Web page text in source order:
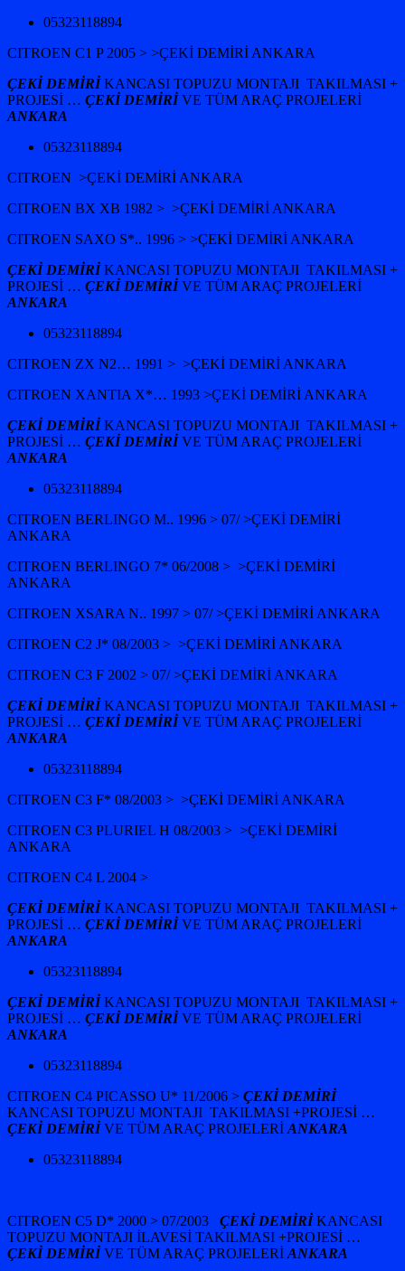
05323118894
CITROEN C1 P 2005 > >ÇEKİ DEMİRİ ANKARA
ÇEKİ DEMİRİKANCASI TOPUZU MONTAJI TAKILMASI +
PROJESİ … ÇEKİ DEMİRİVE TÜM ARAÇ PROJELERİ
ANKARA
05323118894
CITROEN >ÇEKİ DEMİRİ ANKARA
CITROEN BX XB 1982 > >ÇEKİ DEMİRİ ANKARA
CITROEN SAXO S*.. 1996 > >ÇEKİ DEMİRİ ANKARA
ÇEKİ DEMİRİKANCASI TOPUZU MONTAJI TAKILMASI +
PROJESİ … ÇEKİ DEMİRİVE TÜM ARAÇ PROJELERİ
ANKARA
05323118894
CITROEN ZX N2… 1991 > >ÇEKİ DEMİRİ ANKARA
CITROEN XANTIA X*… 1993 >ÇEKİ DEMİRİ ANKARA
ÇEKİ DEMİRİKANCASI TOPUZU MONTAJI TAKILMASI +
PROJESİ … ÇEKİ DEMİRİVE TÜM ARAÇ PROJELERİ
ANKARA
05323118894
CITROEN BERLINGO M.. 1996 > 07/ >ÇEKİ DEMİRİ
ANKARA
CITROEN BERLINGO 7* 06/2008 > >ÇEKİ DEMİRİ
ANKARA
CITROEN XSARA N.. 1997 > 07/ >ÇEKİ DEMİRİ ANKARA
CITROEN C2 J* 08/2003 > >ÇEKİ DEMİRİ ANKARA
CITROEN C3 F 2002 > 07/ >ÇEKİ DEMİRİ ANKARA
ÇEKİ DEMİRİKANCASI TOPUZU MONTAJI TAKILMASI +
PROJESİ … ÇEKİ DEMİRİVE TÜM ARAÇ PROJELERİ
ANKARA
05323118894
CITROEN C3 F* 08/2003 > >ÇEKİ DEMİRİ ANKARA
CITROEN C3 PLURIEL H 08/2003 > >ÇEKİ DEMİRİ
ANKARA
CITROEN C4 L 2004 >
ÇEKİ DEMİRİKANCASI TOPUZU MONTAJI TAKILMASI +
PROJESİ … ÇEKİ DEMİRİVE TÜM ARAÇ PROJELERİ
ANKARA
05323118894
ÇEKİ DEMİRİKANCASI TOPUZU MONTAJI TAKILMASI +
PROJESİ … ÇEKİ DEMİRİVE TÜM ARAÇ PROJELERİ
ANKARA
05323118894
CITROEN C4 PICASSO U* 11/2006 > ÇEKİ DEMİRİ
KANCASI TOPUZU MONTAJI TAKILMASI +PROJESİ …
ÇEKİ DEMİRİVE TÜM ARAÇ PROJELERİ ANKARA
05323118894
CITROEN C5 D* 2000 > 07/2003 ÇEKİ DEMİRİKANCASI
TOPUZU MONTAJI İLAVESİ TAKILMASI +PROJESİ …
ÇEKİ DEMİRİVE TÜM ARAÇ PROJELERİ ANKARA